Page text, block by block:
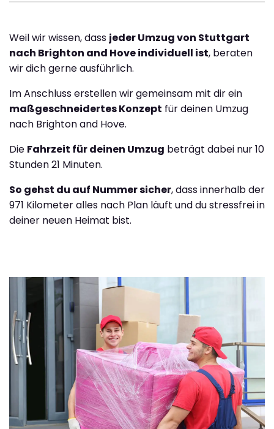
Weil wir wissen, dass jeder Umzug von Stuttgart
nach Brighton and Hove individuell ist, beraten
wir dich gerne ausführlich.
Im Anschluss erstellen wir gemeinsam mit dir ein
maßgeschneidertes Konzept für deinen Umzug
nach Brighton and Hove.
Die Fahrzeit für deinen Umzug beträgt dabei nur 10
Stunden 21 Minuten.
So gehst du auf Nummer sicher, dass innerhalb der
971 Kilometer alles nach Plan läuft und du stressfrei in
deiner neuen Heimat bist.